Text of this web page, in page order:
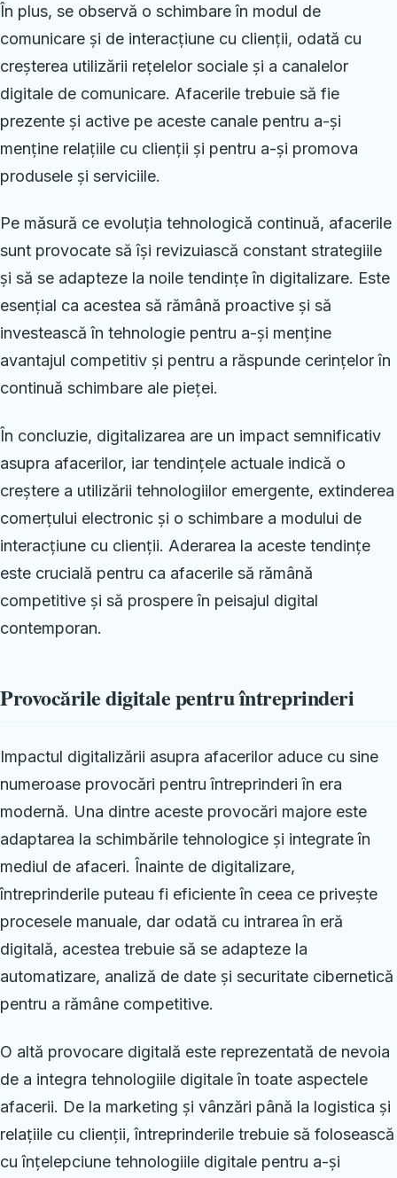
În plus, se observă o schimbare în modul de
comunicare și de interacțiune cu clienții, odată cu
creșterea utilizării rețelelor sociale și a canalelor
digitale de comunicare. Afacerile trebuie să fie
prezente și active pe aceste canale pentru a-și
menține relațiile cu clienții și pentru a-și promova
produsele și serviciile.
Pe măsură ce evoluția tehnologică continuă, afacerile
sunt provocate să își revizuiască constant strategiile
și să se adapteze la noile tendințe în digitalizare. Este
esențial ca acestea să rămână proactive și să
investească în tehnologie pentru a-și menține
avantajul competitiv și pentru a răspunde cerințelor în
continuă schimbare ale pieței.
În concluzie, digitalizarea are un impact semnificativ
asupra afacerilor, iar tendințele actuale indică o
creștere a utilizării tehnologiilor emergente, extinderea
comerțului electronic și o schimbare a modului de
interacțiune cu clienții. Aderarea la aceste tendințe
este crucială pentru ca afacerile să rămână
competitive și să prospere în peisajul digital
contemporan.
Provocările digitale pentru întreprinderi
Impactul digitalizării asupra afacerilor aduce cu sine
numeroase provocări pentru întreprinderi în era
modernă. Una dintre aceste provocări majore este
adaptarea la schimbările tehnologice și integrate în
mediul de afaceri. Înainte de digitalizare,
întreprinderile puteau fi eficiente în ceea ce privește
procesele manuale, dar odată cu intrarea în eră
digitală, acestea trebuie să se adapteze la
automatizare, analiză de date și securitate cibernetică
pentru a rămâne competitive.
O altă provocare digitală este reprezentată de nevoia
de a integra tehnologiile digitale în toate aspectele
afacerii. De la marketing și vânzări până la logistica și
relațiile cu clienții, întreprinderile trebuie să folosească
cu înțelepciune tehnologiile digitale pentru a-și